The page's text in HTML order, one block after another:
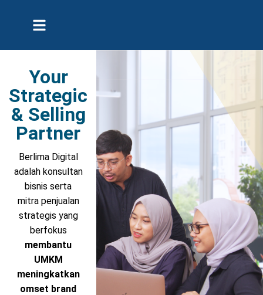
Your
Strategic
& Selling
Partner
Berlima Digital
adalah konsultan
bisnis serta
mitra penjualan
strategis yang
berfokus
membantu
UMKM
meningkatkan
omset brand